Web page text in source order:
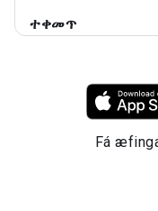
ተቀመጥ
Fá